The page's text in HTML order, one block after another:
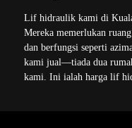
Lif hidraulik kami di
Mereka memerlukan
dan berfungsi seperti
kami jual—tiada dua
kami. Ini ialah harga lif